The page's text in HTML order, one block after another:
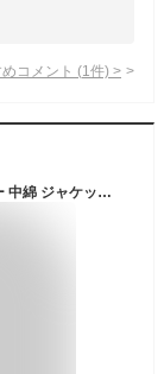
コメント (1 件) >
[Logical Tennis Data] ダウンジャケット ファイバー 中綿 ジャケット 化学繊維 メンズ レディース スポーツ 冬 春 秋 洗濯可 洗濯機 洗える (XXL, ブラック)